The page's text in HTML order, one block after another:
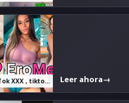
TikTok XXX , tiktokers xxx y videos filtrados completos Leer ahora→